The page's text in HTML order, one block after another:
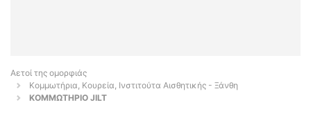
Αετοί της ομορφιάς
Κομμωτήρια, Κουρεία, Ινστιτούτα Αισθητικής - Ξάνθη
ΚΟΜΜΩΤΗΡΙΟ JILT